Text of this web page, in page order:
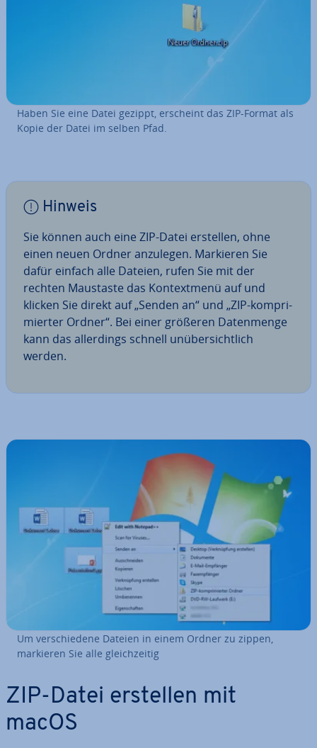
Haben Sie eine Datei gezippt, erscheint das ZIP-Format als
Kopie der Datei im selben Pfad.
Hinweis
Sie können auch eine ZIP-Datei erstellen, ohne
einen neuen Ordner anzulegen. Markieren Sie
dafür einfach alle Dateien, rufen Sie mit der
rechten Maustaste das Kon­text­me­nü auf und
klicken Sie direkt auf „Senden an“ und „ZIP-kom­pri­
mier­ter Ordner“. Bei einer größeren Da­ten­men­ge
kann das al­ler­dings schnell un­über­sicht­lich
werden.
Um ver­schie­de­ne Dateien in einem Ordner zu zippen,
markieren Sie alle gleich­zei­tig
ZIP-Datei erstellen mit
macOS